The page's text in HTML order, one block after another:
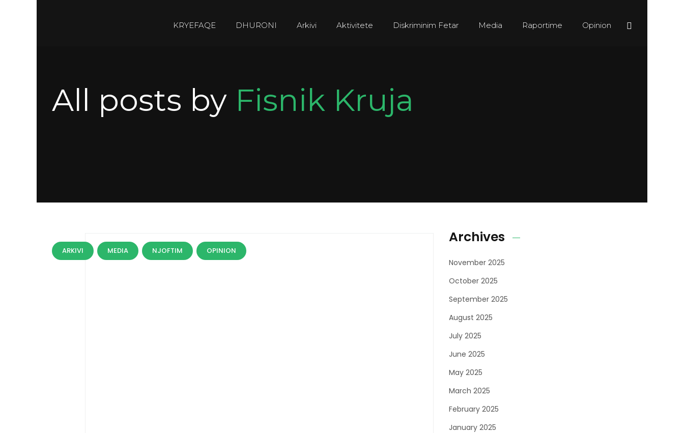
KRYEFAQE DHURONI Arkivi Aktivitete Diskriminim Fetar Media Raportime Opinion
All posts by Fisnik Kruja
ARKIVI MEDIA NJOFTIM OPINION
Archives
November 2025
October 2025
September 2025
August 2025
July 2025
June 2025
May 2025
March 2025
February 2025
January 2025